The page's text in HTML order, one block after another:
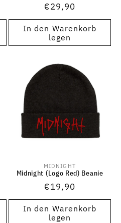
Normaler
Preis
€29,90
In den Warenkorb
legen
Anbieter:
MIDNIGHT
Midnight (Logo Red) Beanie
Normaler
Preis
€19,90
In den Warenkorb
legen